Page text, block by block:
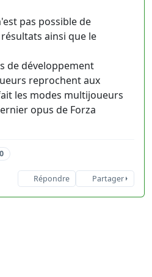
pas possible de
ainsi que le
de développement
reprochent aux
les modes multijoueurs
opus de Forza
0
Répondre Partager